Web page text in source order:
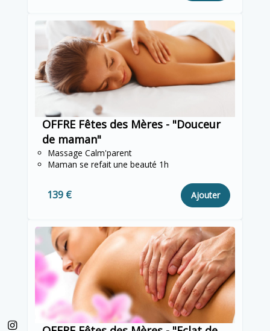
OFFRE Fêtes des Mères - "Douceur
de maman"
Massage Calm'parent
Maman se refait une beauté 1h
139 € Ajouter